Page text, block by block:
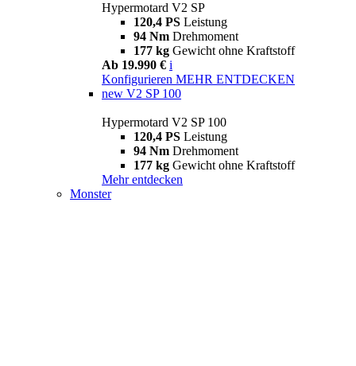
Hypermotard V2 SP
120,4 PS Leistung
94 Nm Drehmoment
177 kg Gewicht ohne Kraftstoff
Ab 19.990 € i
Konfigurieren MEHR ENTDECKEN
new V2 SP 100
Hypermotard V2 SP 100
120,4 PS Leistung
94 Nm Drehmoment
177 kg Gewicht ohne Kraftstoff
Mehr entdecken
Monster